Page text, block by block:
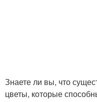
Знаете ли вы, что
цветы, которые